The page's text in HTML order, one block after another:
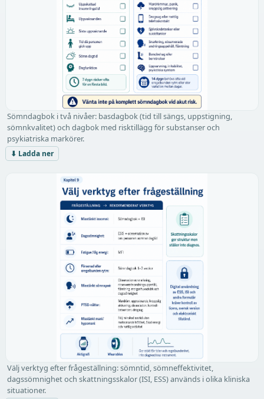
Sömndagbok i två nivåer: basdagbok (tid till sängs, uppstigning,
sömnkvalitet) och dagbok med risktillägg för substanser och
psykiatriska markörer.
⬇ Ladda ner
Välj verktyg efter frågeställning: sömntid, sömneffektivitet,
dagssömnighet och skattningsskalor (ISI, ESS) används i olika kliniska
situationer.